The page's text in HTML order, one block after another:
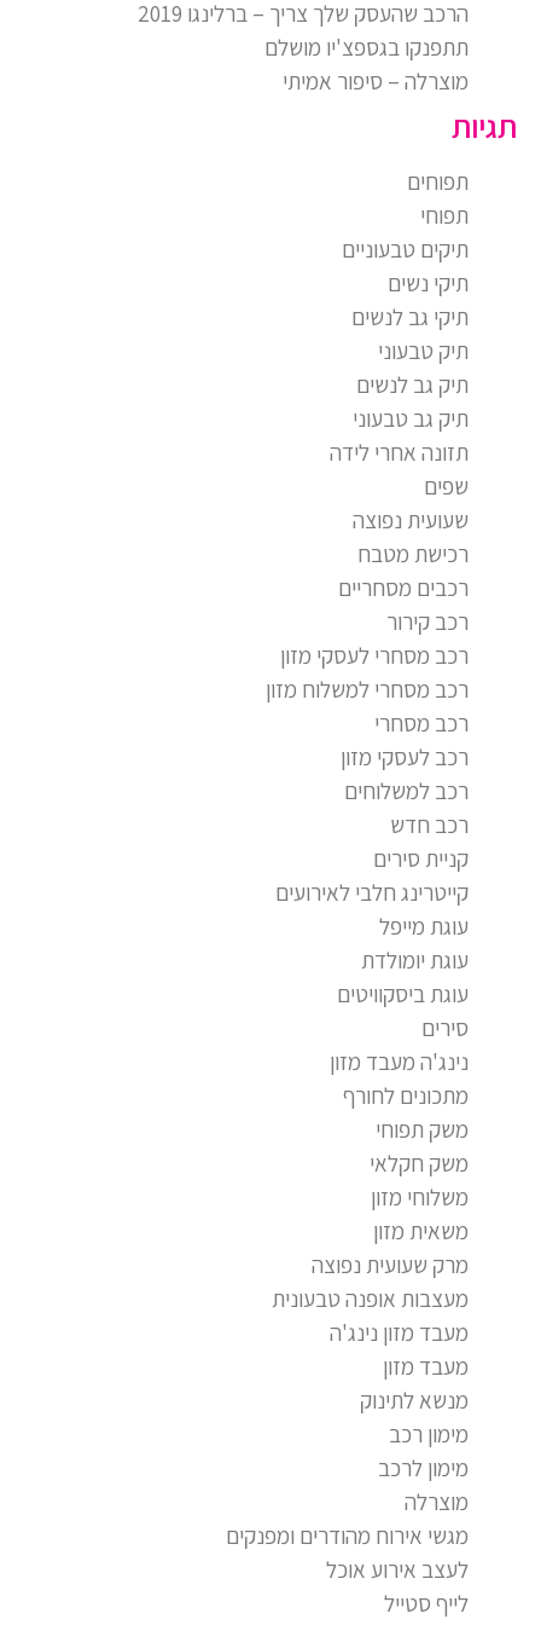
הרכב שהעסק שלך צריך – ברלינגו 2019
תתפנקו בגספצ'יו מושלם
מוצרלה – סיפור אמיתי
תגיות
תפוחים
תפוחי
תיקים טבעוניים
תיקי נשים
תיקי גב לנשים
תיק טבעוני
תיק גב לנשים
תיק גב טבעוני
תזונה אחרי לידה
שפים
שעועית נפוצה
רכישת מטבח
רכבים מסחריים
רכב קירור
רכב מסחרי לעסקי מזון
רכב מסחרי למשלוח מזון
רכב מסחרי
רכב לעסקי מזון
רכב למשלוחים
רכב חדש
קניית סירים
קייטרינג חלבי לאירועים
עוגת מייפל
עוגת יומולדת
עוגת ביסקוויטים
סירים
נינג'ה מעבד מזון
מתכונים לחורף
משק תפוחי
משק חקלאי
משלוחי מזון
משאית מזון
מרק שעועית נפוצה
מעצבות אופנה טבעונית
מעבד מזון נינג'ה
מעבד מזון
מנשא לתינוק
מימון רכב
מימון לרכב
מוצרלה
מגשי אירוח מהודרים ומפנקים
לעצב אירוע אוכל
לייף סטייל